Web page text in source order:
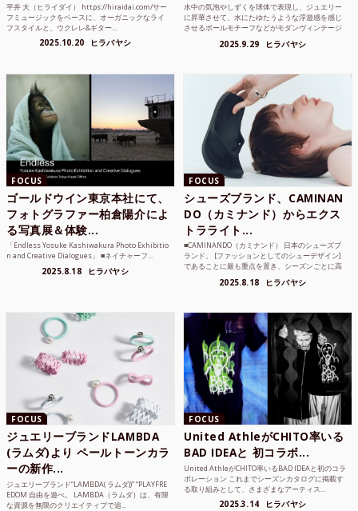
平井 大（ヒライダイ） https://hiraidai.com/サー
フミュージックをベースに、オーガニックなライ
フスタイルと、ウクレレ&ギター...
2025.10.20 ヒラバヤシ
水中の気泡やしずくを球体で表現し、ジュエリー
に昇華させて、水にたゆたうような浮遊感を感じ
させるボールモチーフなどがモダンヴィンテージ
2025.9.29 ヒラバヤシ
FOCUS
ゴールドウイン東京本社にて、
フォトグラファー柏倉陽介によ
る写真展＆体験...
「Endless Yosuke Kashiwakura Photo Exhibitio
n and Creative Dialogues」 ■ネイチャーフ...
2025.8.18 ヒラバヤシ
FOCUS
シューズブランド、CAMINAN
DO（カミナンド）からエクス
トラライト...
■CAMINANDO（カミナンド） 日本のシューズブ
ランド。 [ファッションとしてのシューデザイン]
であることに最も重点を置き、シーズンごとに高
2025.8.18 ヒラバヤシ
FOCUS
ジュエリーブランドLAMBDA
(ラムダ)より ペールトーンカラ
ーの新作...
ジュエリーブランド“LAMBDA( ラムダ))” “PLAYFRE
EDOM 自由を遊べ。 LAMBDA（ラムダ）は、有限
な資源を無限のクリエイティブで追...
FOCUS
United AthleがCHITO率いる
BAD IDEAと 初コラボ...
United AthleがCHITO率いるBAD IDEAと初のコラ
ボレーション これまでシーズンカタログに掲載す
る取り組みとして、さまざまなアーティス...
2025.3.14 ヒラバヤシ